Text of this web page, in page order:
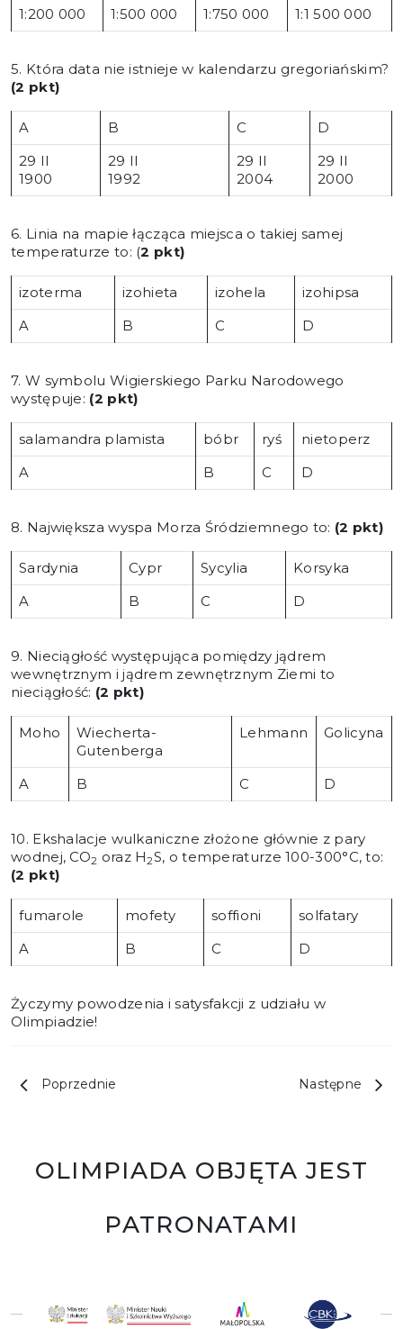
1:200 000
1:500 000 1:750 000 1:1 500 000
5. Która data nie istnieje w kalendarzu gregoriańskim?
(2 pkt)
A B C
D
29 II
1900
29 II
1992
29 II
2004
29 II
2000
6. Linia na mapie łącząca miejsca o takiej samej
temperaturze to: (2 pkt)
izoterma izohieta izohela
izohipsa
A
B C D
7. W symbolu Wigierskiego Parku Narodowego
występuje: (2 pkt)
salamandra plamista bóbr ryś
nietoperz
A
B C D
8. Największa wyspa Morza Śródziemnego to: (2 pkt)
Sardynia Cypr Sycylia
Korsyka
A
B C D
9. Nieciągłość występująca pomiędzy jądrem
wewnętrznym i jądrem zewnętrznym Ziemi to
nieciągłość: (2 pkt)
Moho
Wiecherta-
Gutenberga
Lehmann Golicyna
A B C D
10. Ekshalacje wulkaniczne złożone głównie z pary
wodnej, CO2 oraz H2S, o temperaturze 100-300°C, to:
(2 pkt)
fumarole mofety soffioni
solfatary
A
B C D
Życzymy powodzenia i satysfakcji z udziału w
Olimpiadzie!
Poprzednie Następne
OLIMPIADA OBJĘTA JEST
PATRONATAMI